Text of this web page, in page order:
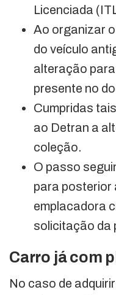
Licenciada
Ao organizar
do veículo
alteração
presente no
Cumpridas
ao Detran a
coleção.
O passo
para posterior
emplacadora
solicitação da
Carro já com
No caso de